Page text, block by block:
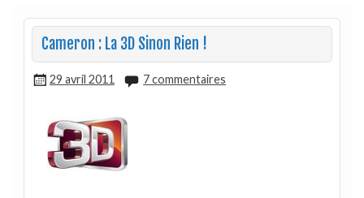
Cameron : La 3D Sinon Rien !
29 avril 2011 7 commentaires